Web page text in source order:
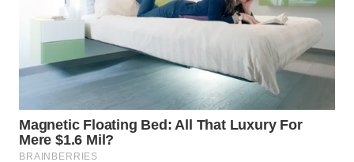
SOLO
WN